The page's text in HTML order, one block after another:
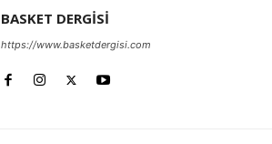
BASKET DERGİSİ
https://www.basketdergisi.com